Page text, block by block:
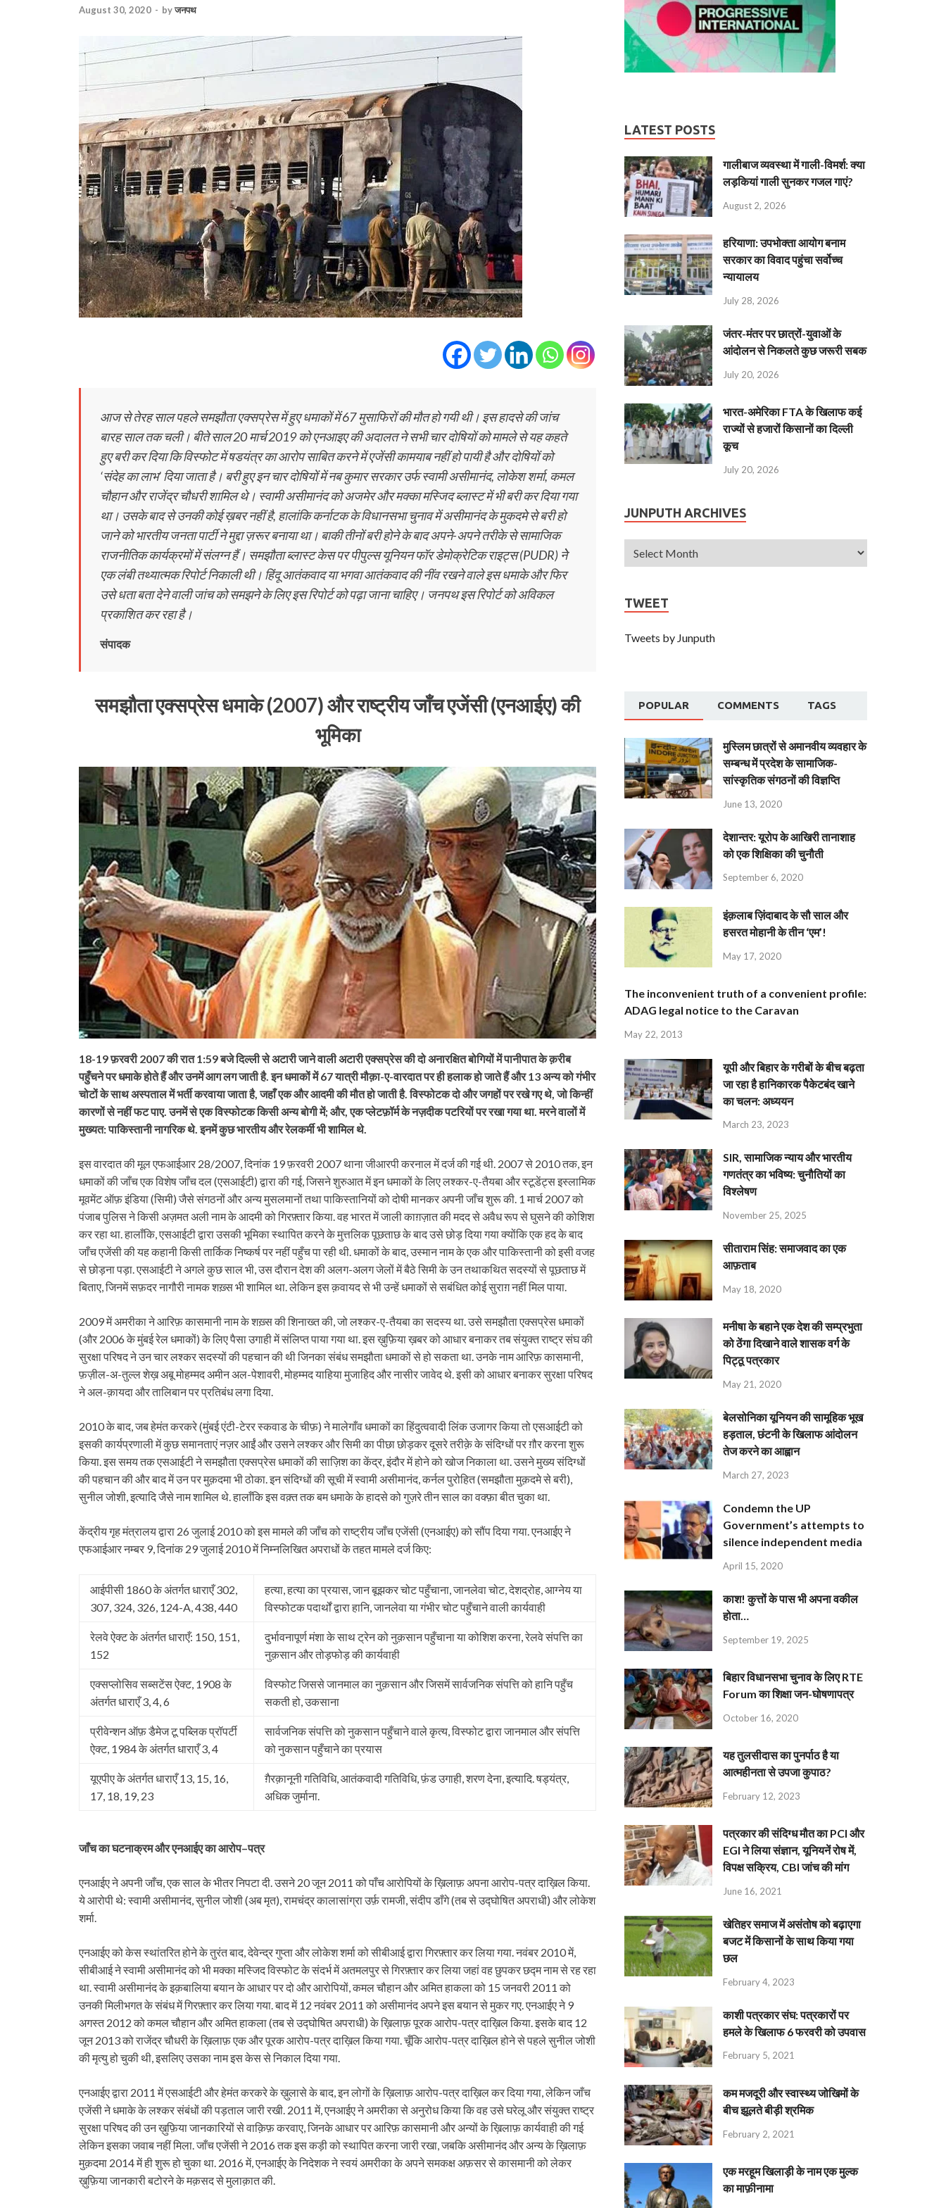
August 30, 2020 - byजनपथ
आज से तेरह साल पहले समझौता एक्‍सप्रेस में हुए धमाकों में 67 मुसाफिरों की मौत हो गयी थी। इस हादसे की जांच
बारह साल तक चली। बीते साल 20 मार्च 2019 को एनआइए की अदालत ने सभी चार दोषियों को मामले से यह कहते
हुए बरी कर दिया कि विस्‍फोट में षडयंत्र का आरोप साबित करने में एजेंसी कामयाब नहीं हो पायी है और दोषियों को
‘संदेह का लाभ’ दिया जाता है। बरी हुए इन चार दोषियों में नब कुमार सरकार उर्फ स्‍वामी असीमानंद, लोकेश शर्मा, कमल
चौहान और राजेंद्र चौधरी शामिल थे। स्‍वामी असीमानंद को अजमेर और मक्‍का मस्जिद ब्‍लास्‍ट में भी बरी कर दिया गया
था। उसके बाद से उनकी कोई ख़बर नहीं है, हालांकि कर्नाटक के विधानसभा चुनाव में असीमानंद के मुकदमे से बरी हो
जाने को भारतीय जनता पार्टी ने मुद्दा ज़रूर बनाया था। बाकी तीनों बरी होने के बाद अपने-अपने तरीके से सामाजिक
राजनीतिक कार्यक्रमों में संलग्‍न हैं। समझौता ब्‍लास्‍ट केस पर पीपुल्‍स यूनियन फॉर डेमोक्रेटिक राइट्स (PUDR) नेे
एक लंबी तथ्‍यात्‍मक रिपोर्ट निकाली थी। हिंदू आतंकवाद या भगवा आतंकवाद की नींव रखने वाले इस धमाके और फिर
उसे धता बता देने वाली जांच को समझने के लिए इस रिपोर्ट को पढ़ा जाना चाहिए। जनपथ इस रिपोर्ट को अविकल
प्रकाशित कर रहा है।
संपादक
समझौताएक्सप्रेसधमाके(2007)औरराष्ट्रीयजाँचएजेंसी(एनआईए)की
भूमिका
18-19 फ़रवरी 2007 की रात 1:59 बजे दिल्ली से अटारी जाने वाली अटारी एक्सप्रेस की दो अनारक्षित बोगियों में पानीपात के क़रीब
पहुँचने पर धमाके होते हैं और उनमें आग लग जाती है. इन धमाकों में 67 यात्री मौक़ा-ए-वारदात पर ही हलाक हो जाते हैं और 13 अन्य को गंभीर
चोटों के साथ अस्पताल में भर्ती करवाया जाता है, जहाँ एक और आदमी की मौत हो जाती है. विस्फोटक दो और जगहों पर रखे गए थे, जो किन्हीं
कारणों से नहीं फट पाए. उनमें से एक विस्फोटक किसी अन्य बोगी में; और, एक प्लेटफ़ॉर्म के नज़दीक पटरियों पर रखा गया था. मरने वालों में
मुख्यत: पाकिस्तानी नागरिक थे. इनमें कुछ भारतीय और रेलकर्मी भी शामिल थे.
इस वारदात की मूल एफआईआर 28/2007, दिनांक 19 फ़रवरी 2007 थाना जीआरपी करनाल में दर्ज की गई थी. 2007 से 2010 तक, इन
धमाकों की जाँच एक विशेष जाँच दल (एसआईटी) द्वारा की गई, जिसने शुरुआत में इन धमाकों के लिए लश्कर-ए-तैयबा और स्टूडेंट्स इस्लामिक
मूवमेंट ऑफ़ इंडिया (सिमी) जैसे संगठनों और अन्य मुसलमानों तथा पाकिस्तानियों को दोषी मानकर अपनी जाँच शुरू की. 1 मार्च 2007 को
पंजाब पुलिस ने किसी अज़मत अली नाम के आदमी को गिरफ़्तार किया. वह भारत में जाली काग़ज़ात की मदद से अवैध रूप से घुसने की कोशिश
कर रहा था. हालाँकि, एसआईटी द्वारा उसकी भूमिका स्थापित करने के मुत्तलिक पूछताछ के बाद उसे छोड़ दिया गया क्योंकि एक हद के बाद
जाँच एजेंसी की यह कहानी किसी तार्किक निष्कर्ष पर नहीं पहुँच पा रही थी. धमाकों के बाद, उस्मान नाम के एक और पाकिस्तानी को इसी वजह
से छोड़ना पड़ा. एसआईटी ने अगले कुछ साल भी, उस दौरान देश की अलग-अलग जेलों में बैठे सिमी के उन तथाकथित सदस्यों से पूछताछ में
बिताए, जिनमें सफ़दर नागौरी नामक शख़्स भी शामिल था. लेकिन इस क़वायद से भी उन्हें धमाकों से सबंधित कोई सुराग़ नहीं मिल पाया.
2009 में अमरीका ने आरिफ़ कासमानी नाम के शख़्स की शिनाख्त की, जो लश्कर-ए-तैयबा का सदस्य था. उसे समझौता एक्सप्रेस धमाकों
(और 2006 के मुंबई रेल धमाकों) के लिए पैसा उगाही में संलिप्त पाया गया था. इस ख़ुफ़िया ख़बर को आधार बनाकर तब संयुक्त राष्ट्र संघ की
सुरक्षा परिषद ने उन चार लश्कर सदस्यों की पहचान की थी जिनका संबंध समझौता धमाकों से हो सकता था. उनके नाम आरिफ़ कासमानी,
फ़ज़ील-अ-तुल्ल शेख़ अबू मोहम्मद अमीन अल-पेशावरी, मोहम्मद याहिया मुजाहिद और नासीर जावेद थे. इसी को आधार बनाकर सुरक्षा परिषद
ने अल-क़ायदा और तालिबान पर प्रतिबंध लगा दिया.
2010 के बाद, जब हेमंत करकरे (मुंबई एंटी-टेरर स्कवाड के चीफ़) ने मालेगाँव धमाकों का हिंदुत्ववादी लिंक उजागर किया तो एसआईटी को
इसकी कार्यप्रणाली में कुछ समानताएं नज़र आईं और उसने लश्कर और सिमी का पीछा छोड़कर दूसरे तरीक़े के संदिग्धों पर ग़ौर करना शुरू
किया. इस समय तक एसआईटी ने समझौता एक्सप्रेस धमाकों की साज़िश का केंद्र, इंदौर में होने को खोज निकाला था. उसने मुख्य संदिग्धों
की पहचान की और बाद में उन पर मुक़दमा भी ठोका. इन संदिग्धों की सूची में स्वामी असीमानंद, कर्नल पुरोहित (समझौता मुक़दमे से बरी),
सुनील जोशी, इत्यादि जैसे नाम शामिल थे. हालाँकि इस वक़्त तक बम धमाके के हादसे को गुज़रे तीन साल का वक्फ़ा बीत चुका था.
केंद्रीय गृह मंत्रालय द्वारा 26 जुलाई 2010 को इस मामले की जाँच को राष्ट्रीय जाँच एजेंसी (एनआईए) को सौंप दिया गया. एनआईए ने
एफआईआर नम्बर 9, दिनांक 29 जुलाई 2010 में निम्नलिखित अपराधों के तहत मामले दर्ज किए:
आईपीसी 1860 के अंतर्गत धाराएँ 302,
307, 324, 326, 124-A, 438, 440
हत्या, हत्या का प्रयास, जान बूझकर चोट पहुँचाना, जानलेवा चोट, देशद्रोह, आग्नेय या
विस्फोटक पदार्थों द्वारा हानि, जानलेवा या गंभीर चोट पहुँचाने वाली कार्यवाही
रेलवे ऐक्ट के अंतर्गत धाराएँ: 150, 151,
152
दुर्भावनापूर्ण मंशा के साथ ट्रेन को नुक़सान पहुँचाना या कोशिश करना, रेलवे संपत्ति का
नुक़सान और तोड़फोड़ की कार्यवाही
एक्सप्लोसिव सब्सटेंस ऐक्ट, 1908 के
अंतर्गत धाराएँ 3, 4, 6
विस्फोट जिससे जानमाल का नुक़सान और जिसमें सार्वजनिक संपत्ति को हानि पहुँच
सकती हो, उकसाना
प्रीवेन्शन ऑफ़ डैमेज टू पब्लिक प्रॉपर्टी
ऐक्ट, 1984 के अंतर्गत धाराएँ 3, 4
सार्वजनिक संपत्ति को नुकसान पहुँचाने वाले कृत्य, विस्फोट द्वारा जानमाल और संपत्ति
को नुकसान पहुँचाने का प्रयास
यूएपीए के अंतर्गत धाराएँ 13, 15, 16,
17, 18, 19, 23
ग़ैरक़ानूनी गतिविधि, आतंकवादी गतिविधि, फ़ंड उगाही, शरण देना, इत्यादि. षड्यंत्र,
अधिक जुर्माना.
जाँचकाघटनाक्रमऔरएनआईएकाआरोप–पत्र
एनआईए ने अपनी जाँच, एक साल के भीतर निपटा दी. उसने 20 जून 2011 को पाँच आरोपियों के ख़िलाफ़ अपना आरोप-पत्र दाख़िल किया.
ये आरोपी थे: स्वामी असीमानंद, सुनील जोशी (अब मृत), रामचंद्र कालासांग्रा उर्फ़ रामजी, संदीप डाँगे (तब से उद्घोषित अपराधी) और लोकेश
शर्मा.
एनआईए को केस स्थांतरित होने के तुरंत बाद, देवेन्द्र गुप्ता और लोकेश शर्मा को सीबीआई द्वारा गिरफ़्तार कर लिया गया. नवंबर 2010 में,
सीबीआई ने स्वामी असीमानंद को भी मक्का मस्जिद विस्फोट के संदर्भ मेंअतमलपुर से गिरफ़्तार कर लियाजहां वह छुपकर छद्म नाम से रह रहा
था. स्वामी असीमानंद के इक़बालिया बयान के आधार पर दो और आरोपियों, कमल चौहान और अमित हाकलाको 15 जनवरी 2011 को
उनकी मिलीभगत के संबंध में गिरफ़्तार कर लिया गया. बाद में 12 नवंबर 2011 को असीमानंद अपने इस बयान से मुकर गए. एनआईए ने 9
अगस्त 2012 को कमल चौहान और अमित हाकला (तब से उद्घोषित अपराधी) के ख़िलाफ़ पूरक आरोप-पत्र दाख़िल किया. इसके बाद 12
जून 2013 को राजेंद्र चौधरी के ख़िलाफ़ एक और पूरक आरोप-पत्र दाख़िल किया गया. चूँकि आरोप-पत्र दाख़िल होने से पहले सुनील जोशी
की मृत्यु हो चुकी थी, इसलिए उसका नाम इस केस से निकाल दिया गया.
एनआईए द्वारा 2011 में एसआईटी और हेमंत करकरे के ख़ुलासे के बाद, इन लोगों के ख़िलाफ़ आरोप-पत्र दाख़िल कर दिया गया, लेकिन जाँच
एजेंसी ने धमाके के लश्कर संबंधों की पड़ताल जारी रखी. 2011 में, एनआईए ने अमरीका से अनुरोध किया कि वह उसे घरेलू और संयुक्त राष्ट्र
सुरक्षा परिषद की उन ख़ुफ़िया जानकारियों से वाक़िफ़ करवाए, जिनके आधार पर आरिफ़ कासमानी और अन्यों के ख़िलाफ़ कार्यवाही की गई
लेकिन इसका जवाब नहीं मिला. जाँच एजेंसी ने 2016 तक इस कड़ी को स्थापित करना जारी रखा, जबकि असीमानंद और अन्य के ख़िलाफ़
मुक़दमा 2014 में ही शुरू हो चुका था. 2016 में, एनआईए के निदेशक ने स्वयं अमरीका के अपने समकक्ष अफ़सर से कासमानी को लेकर
ख़ुफ़िया जानकारी बटोरने के मक़सद से मुलाक़ात की.
LATEST POSTS
गालीबाज व्‍यवस्‍था में गाली-विमर्श: क्या
लड़कियां गाली सुनकर गजल गाएं?
August 2, 2026
हरियाणा: उपभोक्ता आयोग बनाम
सरकार का विवाद पहुंचा सर्वोच्च
न्यायालय
July 28, 2026
जंतर-मंतर पर छात्रों-युवाओं के
आंदोलन से निकलते कुछ जरूरी सबक
July 20, 2026
भारत-अमेरिका FTA के खिलाफ कई
राज्यों से हजारों किसानों का दिल्ली
कूच
July 20, 2026
JUNPUTH ARCHIVES
TWEET
Tweets by Junputh
POPULAR COMMENTS TAGS
मुस्लिम छात्रों से अमानवीय व्यवहार के
सम्बन्ध में प्रदेश के सामाजिक-
सांस्कृतिक संगठनों की विज्ञप्ति
June 13, 2020
देशान्‍तर: यूरोप के आखिरी तानाशाह
को एक शिक्षिका की चुनौती
September 6, 2020
इंक़लाब ज़िंदाबाद के सौ साल और
हसरत मोहानी के तीन ‘एम’!
May 17, 2020
The inconvenient truth of a convenient profile:
ADAG legal notice to the Caravan
May 22, 2013
यूपी और बिहार के गरीबों के बीच बढ़ता
जा रहा है हानिकारक पैकेटबंद खाने
का चलन: अध्ययन
March 23, 2023
SIR, सामाजिक न्याय और भारतीय
गणतंत्र का भविष्य: चुनौतियों का
विश्लेषण
November 25, 2025
सीताराम सिंह: समाजवाद का एक
आफ़ताब
May 18, 2020
मनीषा के बहाने एक देश की सम्प्रभुता
को ठेंगा दिखाने वाले शासक वर्ग के
पिट्ठू पत्रकार
May 21, 2020
बेलसोनिका यूनियन की सामूहिक भूख
हड़ताल, छंटनी के खिलाफ आंदोलन
तेज करने का आह्वान
March 27, 2023
Condemn the UP
Government’s attempts to
silence independent media
April 15, 2020
काश! कुत्तों के पास भी अपना वकील
होता…
September 19, 2025
बिहार विधानसभा चुनाव के लिए RTE
Forum का शिक्षा जन-घोषणापत्र
October 16, 2020
यह तुलसीदास का पुनर्पाठ है या
आत्महीनता से उपजा कुपाठ?
February 12, 2023
पत्रकार की संदिग्ध मौत का PCI और
EGI ने लिया संज्ञान, यूनियनें रोष में,
विपक्ष सक्रिय, CBI जांच की मांग
June 16, 2021
खेतिहर समाज में असंतोष को बढ़ाएगा
बजट में किसानों के साथ किया गया
छल
February 4, 2023
काशी पत्रकार संघ: पत्रकारों पर
हमले के खिलाफ 6 फरवरी को उपवास
February 5, 2021
कम मजदूरी और स्वास्थ्य जोखिमों के
बीच झूलते बीड़ी श्रमिक
February 2, 2021
एक मरहूम खिलाड़ी के नाम एक मुल्क
का माफ़ीनामा